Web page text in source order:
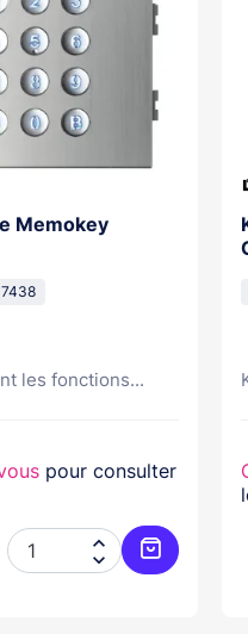
Memokey
7438
les fonctions...
pour consulter


Ajouter au